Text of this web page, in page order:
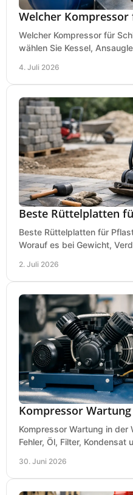
Welcher Kompressor
Welcher Kompressor für
wählen Sie Kessel,
4. Juli 2026
Beste Rüttelplatten
Beste Rüttelplatten für
Worauf es bei Gewicht,
2. Juli 2026
Kompressor
Kompressor Wartung in
Fehler, Öl, Filter,
30. Juni 2026